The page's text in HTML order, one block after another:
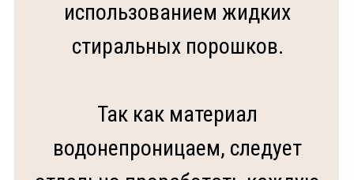
сторону изделия и тщательно